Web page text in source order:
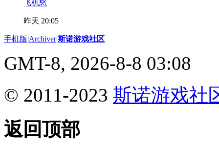
飞机怒
昨天 20:05
手机版|Archiver|斯诺游戏社区
GMT-8, 2026-8-8 03:08
© 2011-2023 斯诺游戏社
返回顶部